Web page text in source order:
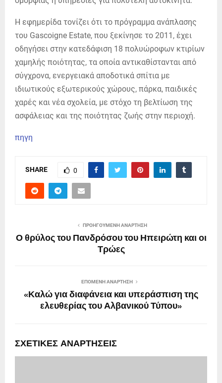
Η εφημερίδα τονίζει ότι το πρόγραμμα ανάπλασης
του Gascoigne Estate, που ξεκίνησε το 2011, έχει
οδηγήσει στην κατεδάφιση 18 πολυώροφων κτιρίων
χαμηλής ποιότητας, τα οποία αντικαθίστανται από
σύγχρονα, ενεργειακά αποδοτικά σπίτια με
ιδιωτικούς εξωτερικούς χώρους, πάρκα, παιδικές
χαρές και νέα σχολεία, με στόχο τη βελτίωση της
ασφάλειας και της ποιότητας ζωής στην περιοχή.
πηγη
SHARE 0
ΠΡΟΗΓΟΎΜΕΝΗ ΑΝΆΡΤΗΣΗ
Ο θρύλος του Πανδρόσου του Ηπειρώτη και οι
Τρώες
ΕΠΌΜΕΝΗ ΑΝΆΡΤΗΣΗ
«Καλώ για διαφάνεια και υπεράσπιση της
ελευθερίας του Αλβανικού Τύπου»
ΣΧΕΤΙΚΈΣ ΑΝΑΡΤΉΣΕΙΣ